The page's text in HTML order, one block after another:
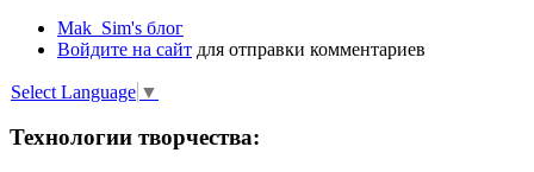
Mak_Sim's блог
Войдите на сайт для отправки комментариев
Select Language ▼
Технологии творчества: